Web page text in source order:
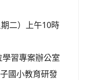
二）上午10時
習專案辦公室
國小教育研發